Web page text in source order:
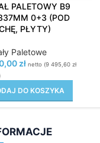
PALETOWY B9
0+3 (POD
PŁYTY)
Paletowe
zł netto (9 495,60 zł
DO KOSZYKA